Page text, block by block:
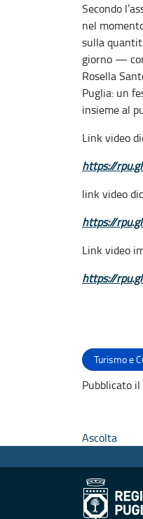
Secondo
nel
sulla
giorno —
Rosella
Puglia: un
insieme al
Link video
https://
link video
https://
Link video
https://
Turismo e
Pubblicato
Ascolta